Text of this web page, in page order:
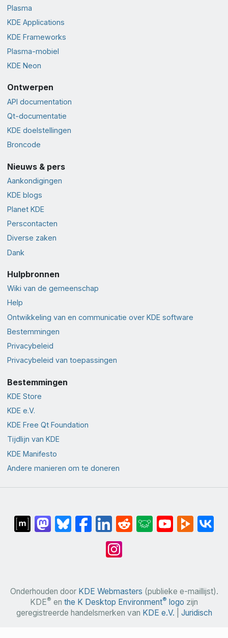
Plasma
KDE Applications
KDE Frameworks
Plasma-mobiel
KDE Neon
Ontwerpen
API documentation
Qt-documentatie
KDE doelstellingen
Broncode
Nieuws & pers
Aankondigingen
KDE blogs
Planet KDE
Perscontacten
Diverse zaken
Dank
Hulpbronnen
Wiki van de gemeenschap
Help
Ontwikkeling van en communicatie over KDE software
Bestemmingen
Privacybeleid
Privacybeleid van toepassingen
Bestemmingen
KDE Store
KDE e.V.
KDE Free Qt Foundation
Tijdlijn van KDE
KDE Manifesto
Andere manieren om te doneren
Onderhouden door KDE Webmasters (publieke e-maillijst).
KDE® en the K Desktop Environment® logo zijn
geregistreerde handelsmerken van KDE e.V. Juridisch